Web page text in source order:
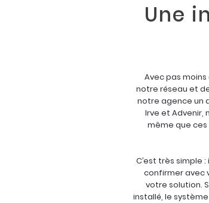
Une
Avec pas
notre réseau et
notre agence un
Irve et Advenir,
même que ces
C’est très simple
confirmer avec
votre solution.
installé, le